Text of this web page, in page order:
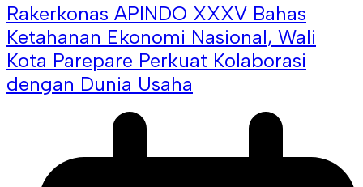
Rakerkonas APINDO XXXV Bahas
Ketahanan Ekonomi Nasional, Wali
Kota Parepare Perkuat Kolaborasi
dengan Dunia Usaha